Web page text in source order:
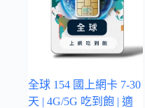
全球 154 國上網卡 7-30
天 | 4G/5G 吃到飽 | 適